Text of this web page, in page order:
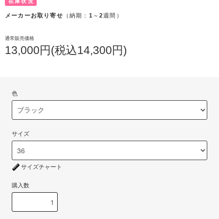
メーカーお取り寄せ （納期： 1 ～2週間）
通常販売価格
13,000円(税込14,300円)
色
サイズ
サイズチャート
購入数